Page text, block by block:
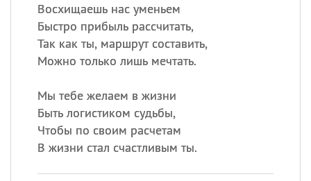
Восхищаешь нас уменьем
Быстро прибыль рассчитать,
Так как ты, маршрут составить,
Можно только лишь мечтать.
Мы тебе желаем в жизни
Быть логистиком судьбы,
Чтобы по своим расчетам
В жизни стал счастливым ты.